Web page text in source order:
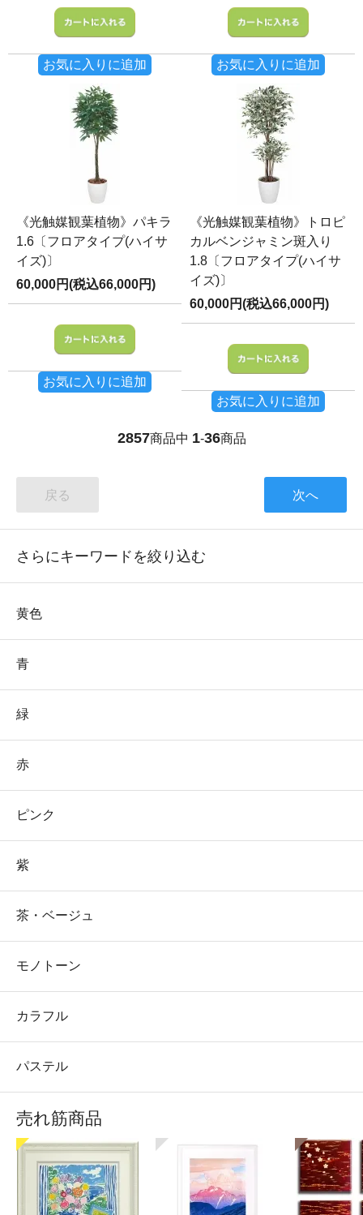
お気に入りに追加 お気に入りに追加
《光触媒観葉植物》パキラ
1.6〔フロアタイプ(ハイサ
イズ)〕
60,000円(税込66,000円)
お気に入りに追加
《光触媒観葉植物》トロピ
カルベンジャミン斑入り
1.8〔フロアタイプ(ハイサ
イズ)〕
60,000円(税込66,000円)
お気に入りに追加
2857商品中 1-36商品
戻る 次へ
さらにキーワードを絞り込む
黄色
青
緑
赤
ピンク
紫
茶・ベージュ
モノトーン
カラフル
パステル
売れ筋商品